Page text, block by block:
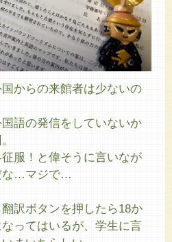
からの来館者は少ないの
語の発信をしていないか
服！と偉そうに言いなが
な…マジで…
訳ボタンを押したら18か
ってはいるが、学生に言